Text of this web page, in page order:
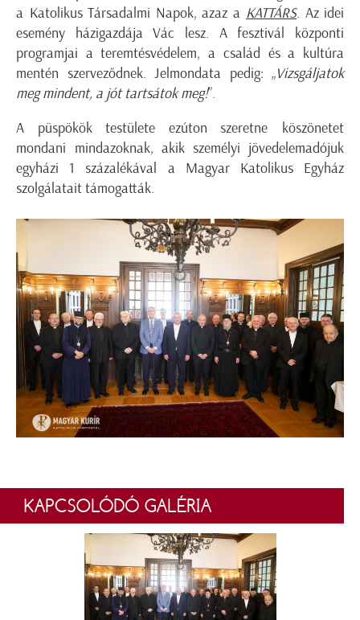
a Katolikus Társadalmi Napok, azaz a KATTÁRS. Az idei
esemény házigazdája Vác lesz. A fesztivál központi
programjai a teremtésvédelem, a család és a kultúra
mentén szerveződnek. Jelmondata pedig: „Vizsgáljatok
meg mindent, a jót tartsátok meg!”.
A püspökök testülete ezúton szeretne köszönetet
mondani mindazoknak, akik személyi jövedelemadójuk
egyházi 1 százalékával a Magyar Katolikus Egyház
szolgálatait támogatták.
KAPCSOLÓDÓ GALÉRIA